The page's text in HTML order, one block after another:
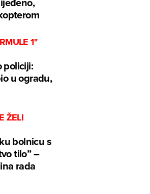
1"
policiji:
u ogradu,
ŽELI
bolnicu s
tilo” –
rada